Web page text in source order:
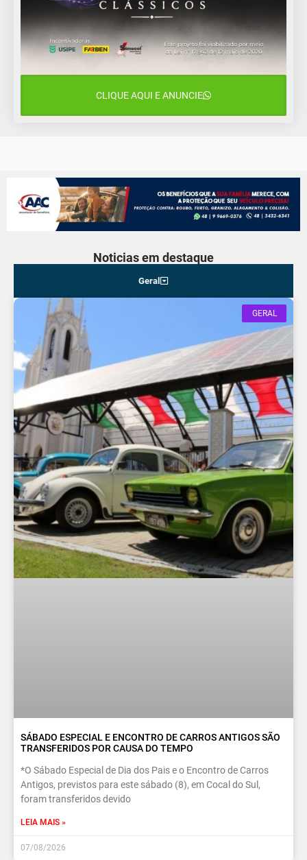
CLIQUE AQUI E ANUNCIE
Noticias em destaque
Geral
GERAL
SÁBADO ESPECIAL E ENCONTRO DE CARROS ANTIGOS SÃO
TRANSFERIDOS POR CAUSA DO TEMPO
*O Sábado Especial de Dia dos Pais e o Encontro de Carros
Antigos, previstos para este sábado (8), em Cocal do Sul,
foram transferidos devido
LEIA MAIS »
07/08/2026